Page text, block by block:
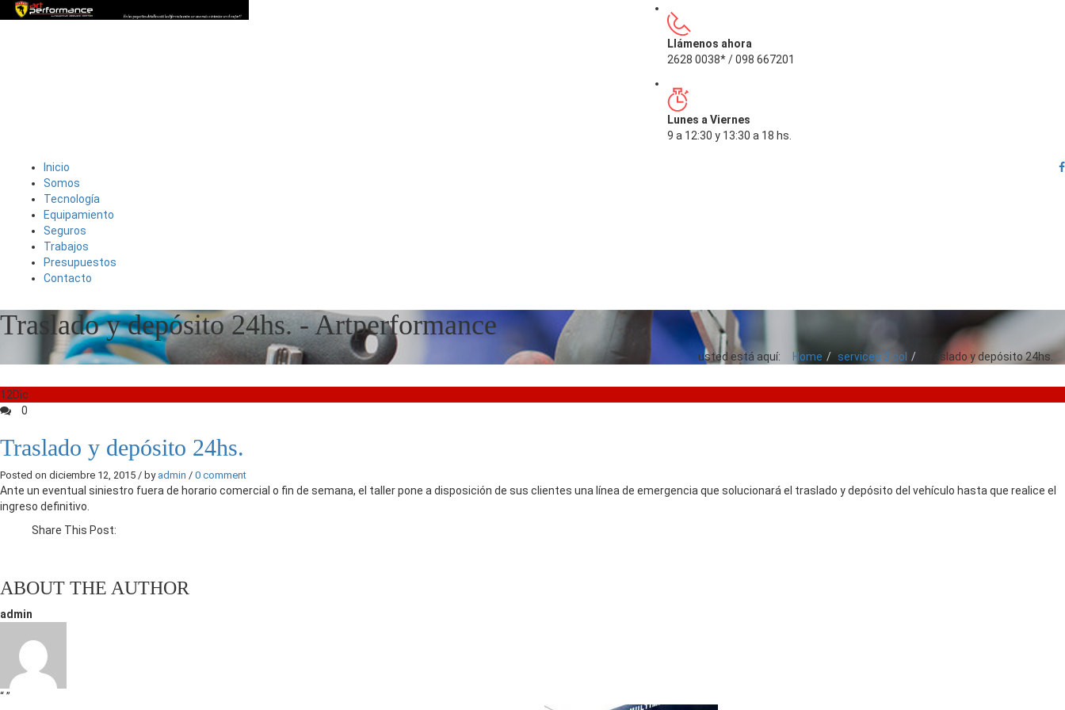
Llámenos ahora
2628 0038* / 098 667201
Lunes a Viernes
9 a 12:30 y 13:30 a 18 hs.
Inicio
Somos
Tecnología
Equipamiento
Seguros
Trabajos
Presupuestos
Contacto
Traslado y depósito 24hs. - Artperformance
usted está aquí: Home services 3 col Traslado y depósito 24hs.
12Dic
0
Traslado y depósito 24hs.
Posted on diciembre 12, 2015 / by admin / 0 comment
Ante un eventual siniestro fuera de horario comercial o fin de semana, el taller pone a disposición de sus clientes una línea de emergencia que solucionará el traslado y depósito del vehículo hasta que realice el
ingreso definitivo.
Share This Post:
ABOUT THE AUTHOR
admin
“ ”